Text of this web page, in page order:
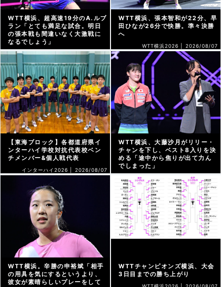
WTT横浜、超高速19分のA.ルブ
ラン「とても満足な試合。明日
の張本戦も間違いなく大激戦に
なるでしょう」
WTT横浜2026 | 2026/08/07
WTT横浜、張本智和が22分、早
田ひなが26分で快勝。準々決勝
へ
WTT横浜2026 | 2026/08/07
【東海ブロック】各都道府県イ
ンターハイ学校対抗代表校ベン
チメンバー&個人戦代表
インターハイ2026 | 2026/08/07
WTT横浜、大藤沙月がリリー・
チャンを下し、ベスト8入りを決
める「途中から焦りが出て力ん
でしまった」
2026/08/07
WTT横浜。辛勝の申裕斌「相手
の用具を気にするというより、
彼女が素晴らしいプレーをして
WTTチャンピオンズ横浜、大会
3日目までの勝ち上がり